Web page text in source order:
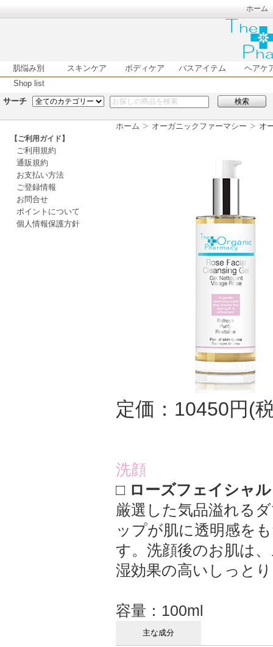
ホーム
肌悩み別 スキンケア ボディケア バスアイテム
ヘアケ
Shop list
サーチ
検索
ホーム オーガニックファーマシー オ
定価：10450円(
洗顔
□ ローズフェイシャ
厳選した気品溢れる
ップが肌に透明感を
す。洗顔後のお肌は
湿効果の高いしっと
容量：100ml
主な成分
【ご利用ガイド】
ご利用規約
通販規約
お支払い方法
ご登録情報
お問合せ
ポイントについて
個人情報保護方針